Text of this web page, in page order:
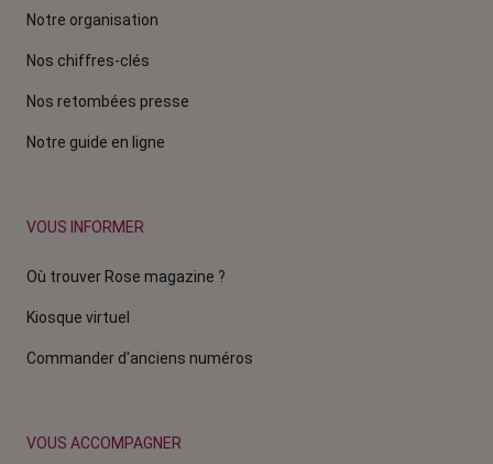
Notre organisation
Nos chiffres-clés
Nos retombées presse
Notre guide en ligne
VOUS INFORMER
Où trouver Rose magazine ?
Kiosque virtuel
Commander d'anciens numéros
VOUS ACCOMPAGNER